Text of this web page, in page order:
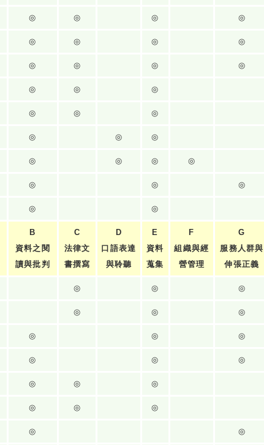
◎ ◎ ◎ ◎
◎ ◎ ◎ ◎
◎ ◎ ◎ ◎
◎ ◎ ◎
◎ ◎ ◎
◎ ◎ ◎
◎ ◎ ◎ ◎
◎ ◎ ◎
◎ ◎
B
資料之閱
讀與批判
C
法律文
書撰寫
D
口語表達
與聆聽
E
資料
蒐集
F
組織與經
營管理
G
服務人群與
伸張正義
◎ ◎ ◎
◎ ◎ ◎
◎ ◎ ◎
◎ ◎ ◎
◎ ◎ ◎
◎ ◎ ◎
◎ ◎